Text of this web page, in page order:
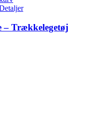
– Trækkelegetøj